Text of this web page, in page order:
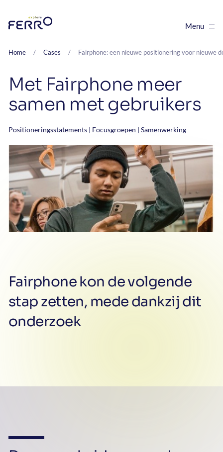
Menu
Home / Cases / Fairphone: een nieuwe positionering voor nieuwe
Met Fairphone meer
duurzaamheid
samen met gebruikers
Positioneringsstatements | Focusgroepen | Samenwerking
Fairphone kon de volgende
stap zetten, mede dankzij dit
onderzoek